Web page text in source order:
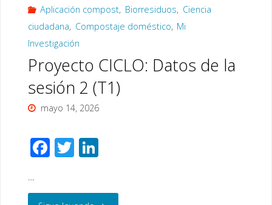
Aplicación compost, Biorresiduos, Ciencia
ciudadana, Compostaje doméstico, Mi
Investigación
Proyecto CICLO: Datos de la
sesión 2 (T1)
mayo 14, 2026
F
e
T
tt
Li
k
…